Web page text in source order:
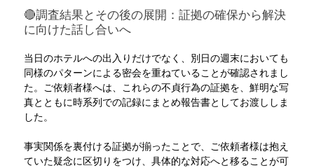
🔴調査結果とその後の展開：証拠の確保から解決
に向けた話し合いへ
当日のホテルへの出入りだけでなく、別日の週末においても
同様のパターンによる密会を重ねていることが確認されまし
た。ご依頼者様へは、これらの不貞行為の証拠を、鮮明な写
真とともに時系列での記録にまとめ報告書としてお渡ししま
した。
事実関係を裏付ける証拠が揃ったことで、ご依頼者様は抱え
ていた疑念に区切りをつけ、具体的な対応へと移ることが可